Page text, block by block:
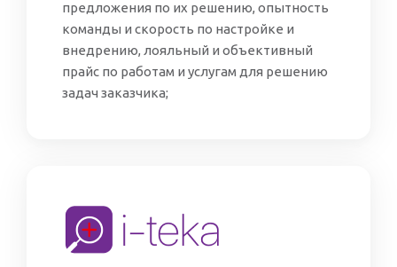
предложения по их решению, опытность
команды и скорость по настройке и
внедрению, лояльный и объективный
прайс по работам и услугам для решению
задач заказчика;